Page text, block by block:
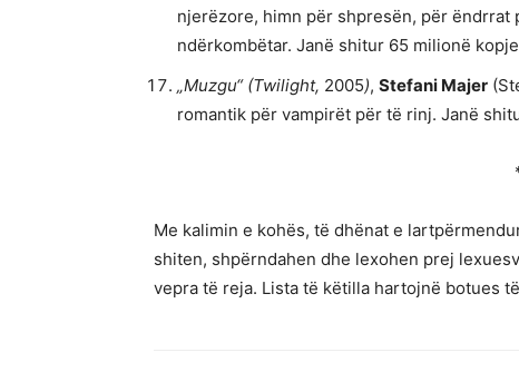
njerëzore, himn për shpresën, për
ndërkombëtar. Janë shitur 65 milionë
„Muzgu“ (Twilight, 2005), Stefani Majer
romantik për vampirët për të rinj. Janë
Me kalimin e kohës, të dhënat e
shiten, shpërndahen dhe lexohen prej
vepra të reja. Lista të këtilla hartojnë botues